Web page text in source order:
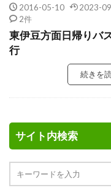
2016-05-10
2023-
2件
東伊豆方面日帰りバ
行
続きを
サイト内検索